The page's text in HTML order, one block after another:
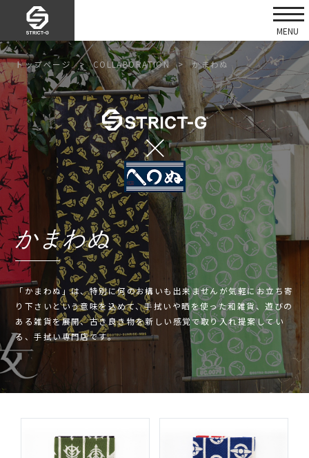
トップページ COLLABORATION かまわぬ
かまわぬ
「かまわぬ」は、特別に何のお構いも出来ませんが気軽にお立ち寄
り下さいという意味を込めて、手拭いや晒を使った和雑貨、遊びの
ある雑貨を展開、古き良き物を新しい感覚で取り入れ提案してい
る、手拭い専門店です。